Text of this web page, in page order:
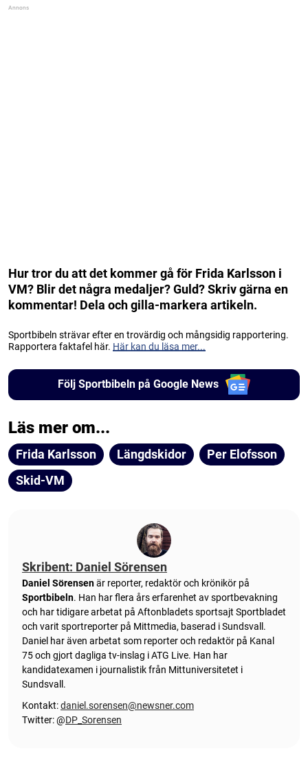
Hur tror du att det kommer gå för Frida Karlsson i
VM? Blir det några medaljer? Guld? Skriv gärna en
kommentar! Dela och gilla-markera artikeln.
Sportbibeln strävar efter en trovärdig och mångsidig rapportering.
Rapportera faktafel här. Här kan du läsa mer...
Följ Sportbibeln på Google News
Läs mer om...
Frida Karlsson Längdskidor
Per Elofsson
Skid-VM
Skribent: Daniel Sörensen
Daniel Sörensenär reporter, redaktör och krönikör på
Sportbibeln. Han har flera års erfarenhet av sportbevakning
och har tidigare arbetat på Aftonbladets sportsajt Sportbladet
och varit sportreporter på Mittmedia, baserad i Sundsvall.
Daniel har även arbetat som reporter och redaktör på Kanal
75 och gjort dagliga tv-inslag i ATG Live. Han har
kandidatexamen i journalistik från Mittuniversitetet i
Sundsvall.
Kontakt:daniel.sorensen@newsner.com
Twitter: @DP_Sorensen